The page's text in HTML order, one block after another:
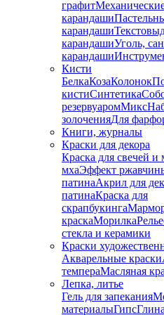
графит
карандаши
карандаши
карандашиУголь,
карандаши
Кисти
БелкаКозаКолонок
кистиСинтетика
резервуаромМикс
золоченияДля
Книги, журналы
Краски для декора
Краска для свечей и
мхаЭффект
патинаАкрил для
патинаКраска для
скрапбукинга
краскаМорилка
стекла и керамики
Краски
Акварельные краски
темпераМасляная
Лепка, литье
Гель для запекания
материалыГипс